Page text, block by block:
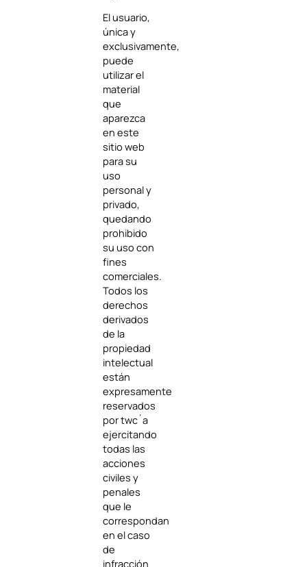
El usuario,
única y
exclusivamente,
puede
utilizar el
material
que
aparezca
en este
sitio web
para su
uso
personal y
privado,
quedando
prohibido
su uso con
fines
comerciales.
Todos los
derechos
derivados
de la
propiedad
intelectual
están
expresamente
reservados
por twc´a
ejercitando
todas las
acciones
civiles y
penales
que le
correspondan
en el caso
de
infracción